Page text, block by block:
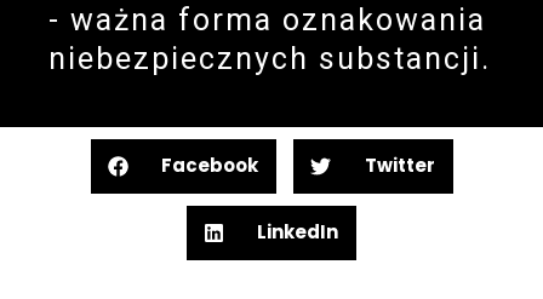
- ważna forma oznakowania
niebezpiecznych substancji.
Facebook Twitter
LinkedIn